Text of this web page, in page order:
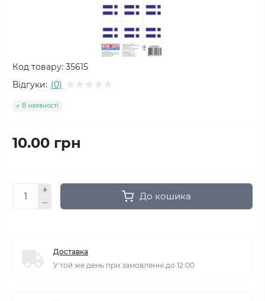
Код товару: 35615
Відгуки: (0)
В наявності
10.00 грн
До кошика
Доставка
У той же день при замовленні до 12:00